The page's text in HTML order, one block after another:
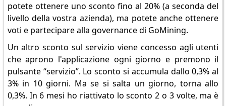
potete ottenere uno sconto fino al 20% (a seconda del
livello della vostra azienda), ma potete anche ottenere
voti e partecipare alla governance di GoMining.
Un altro sconto sul servizio viene concesso agli utenti
che aprono l'applicazione ogni giorno e premono il
pulsante “servizio”. Lo sconto si accumula dallo 0,3% al
3% in 10 giorni. Ma se si salta un giorno, torna allo
0,3%. In 6 mesi ho riattivato lo sconto 2 o 3 volte, ma è